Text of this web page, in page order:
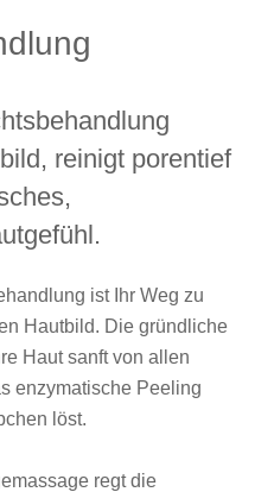
reinigt porentief
ist Ihr Weg zu
Hautbild. Die gründliche
Haut sanft von allen
enzymatische Peeling
löst.
regt die